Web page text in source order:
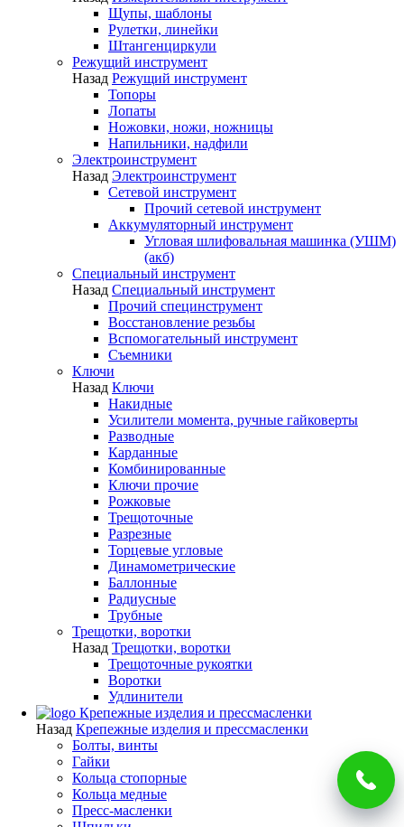
Щупы, шаблоны
Рулетки, линейки
Штангенциркули
Режущий инструмент
Назад Режущий инструмент
Топоры
Лопаты
Ножовки, ножи, ножницы
Напильники, надфили
Электроинструмент
Назад Электроинструмент
Сетевой инструмент
Прочий сетевой инструмент
Аккумуляторный инструмент
Угловая шлифовальная машинка (УШМ)
(акб)
Специальный инструмент
Назад Специальный инструмент
Прочий специнструмент
Восстановление резьбы
Вспомогательный инструмент
Съемники
Ключи
Назад Ключи
Накидные
Усилители момента, ручные гайковерты
Разводные
Карданные
Комбинированные
Ключи прочие
Рожковые
Трещоточные
Разрезные
Торцевые угловые
Динамометрические
Баллонные
Радиусные
Трубные
Трещотки, воротки
Назад Трещотки, воротки
Трещоточные рукоятки
Воротки
Удлинители
Крепежные изделия и прессмасленки
Назад Крепежные изделия и прессмасленки
Болты, винты
Гайки
Кольца стопорные
Кольца медные
Пресс-масленки